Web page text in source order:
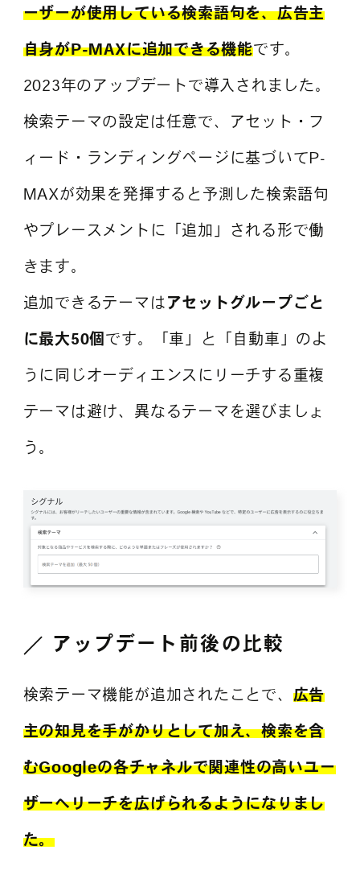
ーザーが使用している検索語句を、広告主
自身がP-MAXに追加できる機能です。
2023年のアップデートで導入されました。
検索テーマの設定は任意で、アセット・フ
ィード・ランディングページに基づいてP-
MAXが効果を発揮すると予測した検索語句
やプレースメントに「追加」される形で働
きます。
追加できるテーマは アセットグループごと
に最大50個 です。「車」と「自動車」のよ
うに同じオーディエンスにリーチする重複
テーマは避け、異なるテーマを選びましょ
う。
アップデート前後の比較
検索テーマ機能が追加されたことで、 広告
主の知見を手がかりとして加え、検索を含
むGoogleの各チャネルで関連性の高いユー
ザーへリーチを広げられるようになりまし
た。